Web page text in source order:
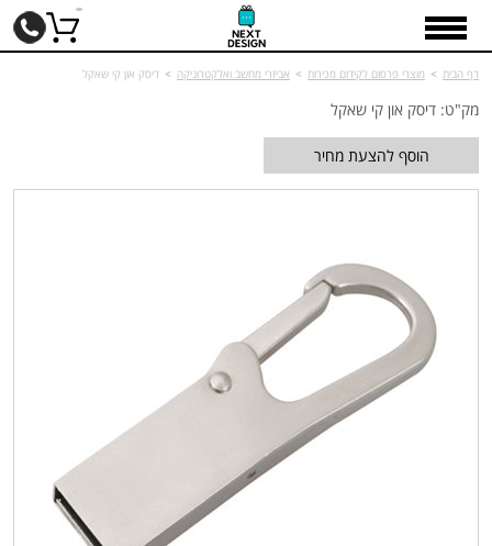
דף הבית > מוצרי פרסום לקידום מכירות > אביזרי מחשב ואלקטרוניקה > דיסק און קי שאקל
מק"ט: דיסק און קי שאקל
הוסף להצעת מחיר